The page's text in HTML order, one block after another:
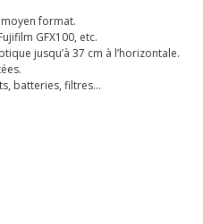
format.
GFX100, etc.
jusqu’à 37 cm à l’horizontale.
batteries, filtres…